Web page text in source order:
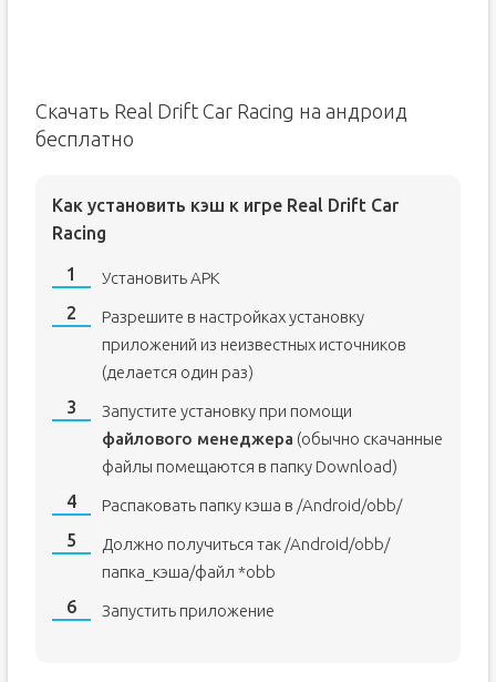
Скачать Real Drift Car Racing на андроид
бесплатно
Как установить кэш к игре Real Drift Car
Racing
Установить APK
Разрешите в настройках установку
приложений из неизвестных источников
(делается один раз)
Запустите установку при помощи
файлового менеджера (обычно скачанные
файлы помещаются в папку Download)
Распаковать папку кэша в /Android/obb/
Должно получиться так /Android/obb/
папка_кэша/файл *obb
Запустить приложение